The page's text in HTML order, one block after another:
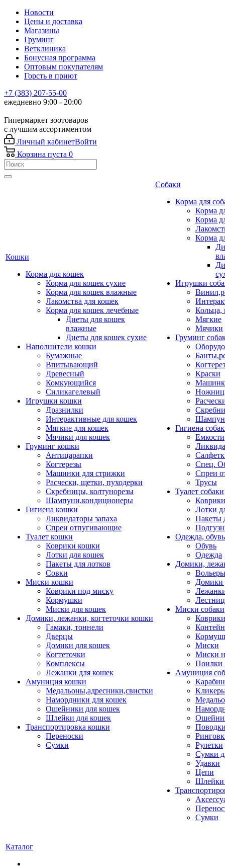
Новости
Цены и доставка
Магазины
Груминг
Ветклиника
Бонусная программа
Оптовым покупателям
Горсть в приют
+7 (383) 207-55-00
ежедневно 9:00 - 20:00
Гипермаркет зоотоваров
с лучшим ассортиментом
Личный кабинетВойти
Корзина пуста 0
Кошки
Корма для кошек
Корма для кошек сухие
Корма для кошек влажные
Лакомства для кошек
Корма для кошек лечебные
Диеты для кошек
влажные
Диеты для кошек сухие
Наполнители кошки
Бумажные
Впитывающий
Древесный
Комкующийся
Силикагелевый
Игрушки кошки
Дразнилки
Интерактивные для кошек
Мягкие для кошек
Мячики для кошек
Груминг кошки
Антицарапки
Когтерезы
Машинки для стрижки
Расчески, щетки, пуходерки
Скребницы, колтунорезы
Шампуни,кондиционеры
Гигиена кошки
Ликвидаторы запаха
Спреи отпугивающие
Туалет кошки
Коврики кошки
Лотки для кошек
Пакеты для лотков
Совки
Миски кошки
Коврики под миску
Кормушки
Миски для кошек
Домики, лежанки, когтеточки кошки
Гамаки, тоннели
Дверцы
Домики для кошек
Когтеточки
Комплексы
Лежанки для кошек
Амуниция кошки
Медальоны,адресники,свистки
Намордники для кошек
Ошейники для кошек
Шлейки для кошек
Транспортировка кошки
Переноски
Сумки
Собаки
Корма для
Корма
Корма
Корма
Игрушки
Кольца,
Мягкие
Мячики
Груминг
Краски
Гигиена
Емкости
Спец.
Спреи
Трусы
Туалет собаки
Коврики
Лотки
Пакеты
Одежда, обувь
Обувь
Одежда
Домики,
Домики
Миски собаки
Миски
Миски
Поилки
Амуниция
Рулетки
Сумки
Удавки
Цепи
Шлейки
Сумки
Каталог